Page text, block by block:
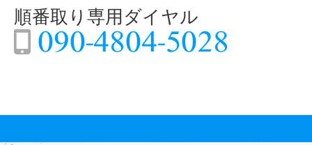
順番取り専用ダイヤル